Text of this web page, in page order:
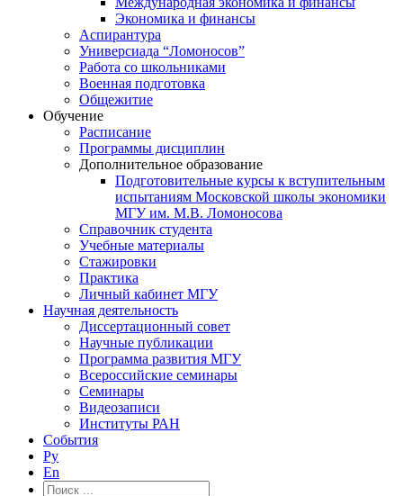
Экономика и финансы
Аспирантура
Универсиада “Ломоносов”
Работа со школьниками
Военная подготовка
Общежитие
Обучение
Расписание
Программы дисциплин
Дополнительное образование
Подготовительные курсы к вступительным
испытаниям Московской школы экономики
МГУ им. М.В. Ломоносова
Справочник студента
Учебные материалы
Стажировки
Практика
Личный кабинет МГУ
Научная деятельность
Диссертационный совет
Научные публикации
Программа развития МГУ
Всероссийские семинары
Семинары
Видеозаписи
Институты РАН
События
Ру
En
Результат